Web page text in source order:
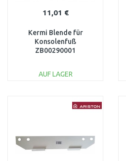
11,01 €
Kermi Blende für
Konsolenfuß
ZB00290001
AUF LAGER